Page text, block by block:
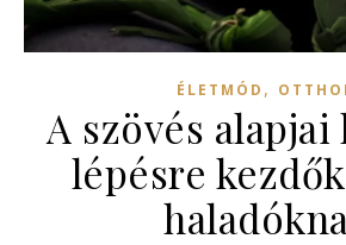
ÉLETMÓD ,
A szövés
lépésre